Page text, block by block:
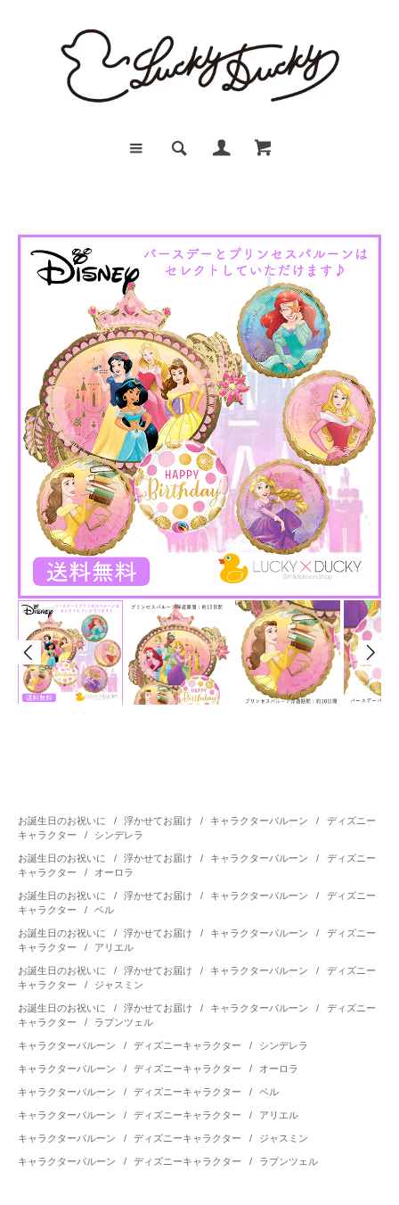
お誕生日のお祝いに / 浮かせてお届け / キャラクターバルーン /
ディズニー
キャラクター
/ シンデレラ
お誕生日のお祝いに / 浮かせてお届け / キャラクターバルーン /
ディズニー
キャラクター
/ オーロラ
お誕生日のお祝いに / 浮かせてお届け / キャラクターバルーン /
ディズニー
キャラクター
/ ベル
お誕生日のお祝いに / 浮かせてお届け / キャラクターバルーン /
ディズニー
キャラクター
/ アリエル
お誕生日のお祝いに / 浮かせてお届け / キャラクターバルーン /
ディズニー
キャラクター
/ ジャスミン
お誕生日のお祝いに / 浮かせてお届け / キャラクターバルーン /
ディズニー
キャラクター
/ ラプンツェル
キャラクターバルーン / ディズニーキャラクター / シンデレラ
キャラクターバルーン / ディズニーキャラクター / オーロラ
キャラクターバルーン / ディズニーキャラクター / ベル
キャラクターバルーン / ディズニーキャラクター / アリエル
キャラクターバルーン / ディズニーキャラクター / ジャスミン
キャラクターバルーン / ディズニーキャラクター / ラプンツェル